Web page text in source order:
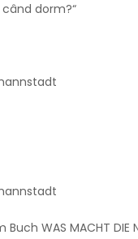
dorm?“
WAS MACHT